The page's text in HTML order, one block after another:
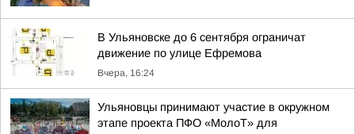
В Ульяновске до 6 сентября ограничат
движение по улице Ефремова
Вчера, 16:24
Ульяновцы принимают участие в окружном
этапе проекта ПФО «МолоТ» для